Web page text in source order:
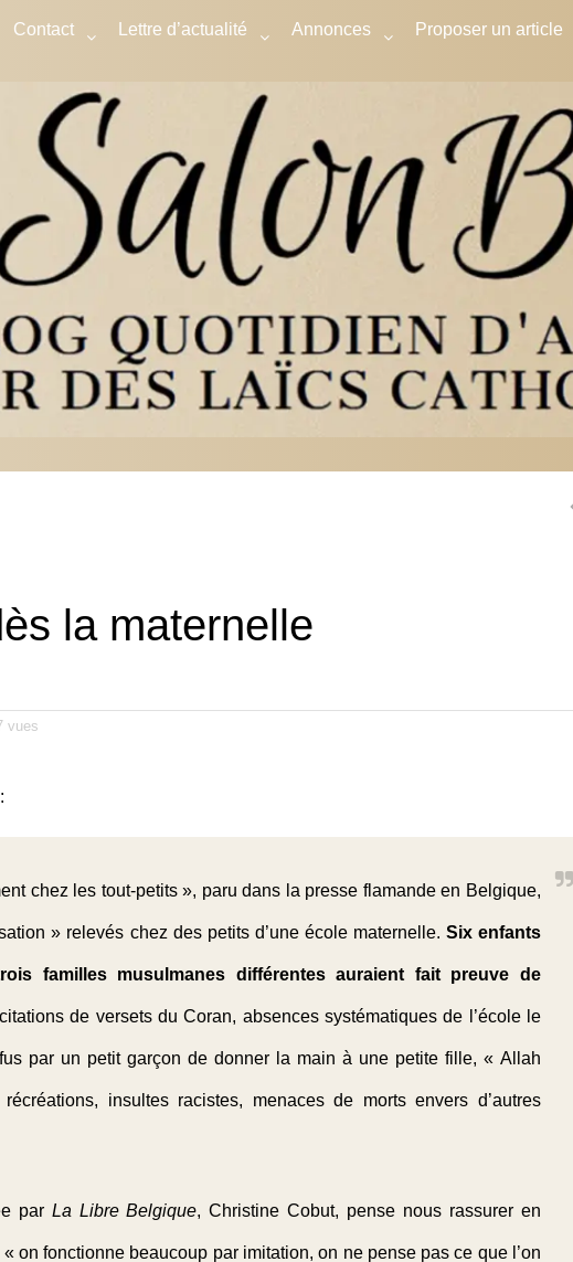
Contact Lettre d’actualité Annonces Proposer un article
la maternelle
vues
chez les tout-petits », paru dans la presse flamande en Belgique,
» relevés chez des petits d’une école maternelle. Six enfants
familles musulmanes différentes auraient fait preuve de
de versets du Coran, absences systématiques de l’école le
par un petit garçon de donner la main à une petite fille, « Allah
insultes racistes, menaces de morts envers d’autres
par La Libre Belgique, Christine Cobut, pense nous rassurer en
on fonctionne beaucoup par imitation, on ne pense pas ce que l’on